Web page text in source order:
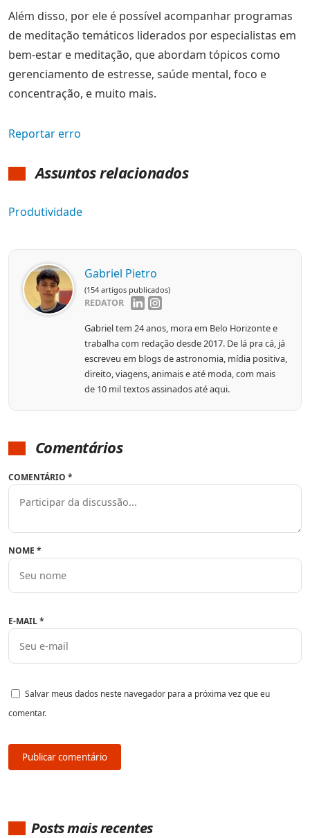
Além disso, por ele é possível acompanhar programas
de meditação temáticos liderados por especialistas em
bem-estar e meditação, que abordam tópicos como
gerenciamento de estresse, saúde mental, foco e
concentração, e muito mais.
Reportar erro
Assuntos relacionados
Produtividade
Gabriel Pietro
(154 artigos publicados)
REDATOR
Gabriel tem 24 anos, mora em Belo Horizonte e
trabalha com redação desde 2017. De lá pra cá, já
escreveu em blogs de astronomia, mídia positiva,
direito, viagens, animais e até moda, com mais
de 10 mil textos assinados até aqui.
Comentários
COMENTÁRIO *
NOME *
E-MAIL*
Salvar meus dados neste navegador para a próxima vez que eu
comentar.
Posts mais recentes